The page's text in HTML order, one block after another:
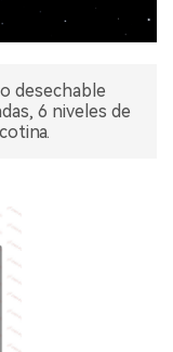
desechable
6 niveles de